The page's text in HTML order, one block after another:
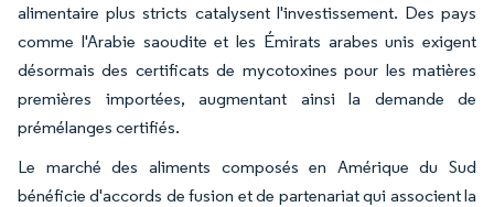
alimentaire plus stricts catalysent l'investissement. Des pays
comme l'Arabie saoudite et les Émirats arabes unis exigent
désormais des certificats de mycotoxines pour les matières
premières importées, augmentant ainsi la demande de
prémélanges certifiés.
Le marché des aliments composés en Amérique du Sud
bénéficie d'accords de fusion et de partenariat qui associent la